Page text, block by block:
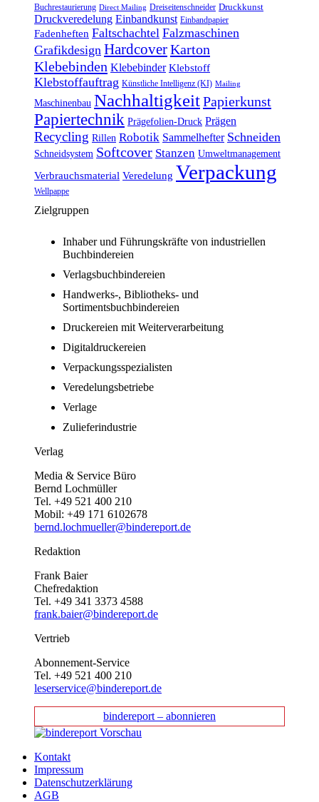
Buchrestaurierung Direct Mailing Dreiseitenschneider Druckkunst
Druckveredelung Einbandkunst Einbandpapier
Fadenheften Faltschachtel Falzmaschinen
Grafikdesign HardcoverKarton
Klebebinden Klebebinder Klebstoff
Klebstoffauftrag Künstliche Intelligenz (KI) Mailing
Maschinenbau NachhaltigkeitPapierkunst
Papiertechnik Prägefolien-Druck Prägen
Recycling Rillen Robotik Sammelhefter Schneiden
Schneidsystem Softcover Stanzen Umweltmanagement
Verbrauchsmaterial Veredelung Verpackung
Wellpappe
Zielgruppen
Inhaber und Führungskräfte von industriellen
Buchbindereien
Verlagsbuchbindereien
Handwerks-, Bibliotheks- und
Sortimentsbuchbindereien
Druckereien mit Weiterverarbeitung
Digitaldruckereien
Verpackungsspezialisten
Veredelungsbetriebe
Verlage
Zulieferindustrie
Verlag
Media & Service Büro
Bernd Lochmüller
Tel. +49 521 400 210
Mobil: +49 171 6102678
bernd.lochmueller@bindereport.de
Redaktion
Frank Baier
Chefredaktion
Tel. +49 341 3373 4588
frank.baier@bindereport.de
Vertrieb
Abonnement-Service
Tel. +49 521 400 210
leserservice@bindereport.de
bindereport – abonnieren
Kontakt
Impressum
Datenschutzerklärung
AGB